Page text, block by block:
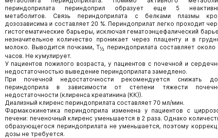
периндоприлата периндоприл образует еще 5
метаболитов. Связь периндоприлата с белками плазмы
дозозависима и составляет 20 %. Периндоприлат легко проходит
гистогематические барьеры, исключая гематоэнцефалический
незначительное количество проникает через плаценту и в
молоко. Выводится почками, Т½ периндоприлата составляет около
часов. Не кумулирует.
У пациентов пожилого возраста, у пациентов с почечной и
недостаточностью выведение периндоприлата замедлено.
При почечной недостаточности рекомендуется снижать
периндоприла в зависимости от степени тяжести
недостаточности (клиренса креатинина (КК)).
Диализный клиренс периндоприлата составляет 70 мл/мин.
Фармакокинетика периндоприла изменена у пациентов с
печени: печеночный клиренс уменьшается в 2 раза. Однако
образующегося периндоприлата не уменьшается, поэтому
дозы не требуется.